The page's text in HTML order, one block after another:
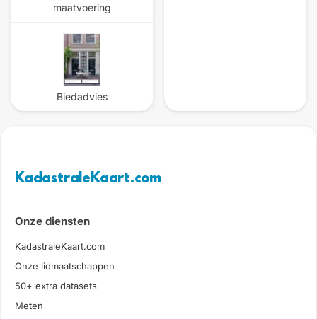
maatvoering
Biedadvies
KadastraleKaart.com
Onze diensten
KadastraleKaart.com
Onze lidmaatschappen
50+ extra datasets
Meten